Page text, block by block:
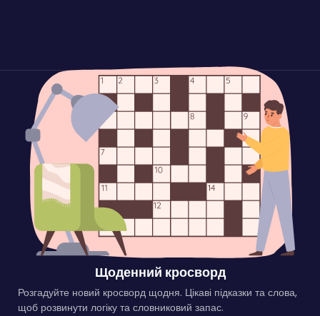
Щоденний кросворд
Розгадуйте новий кросворд щодня. Цікаві підказки та слова,
щоб розвинути логіку та словниковий запас.